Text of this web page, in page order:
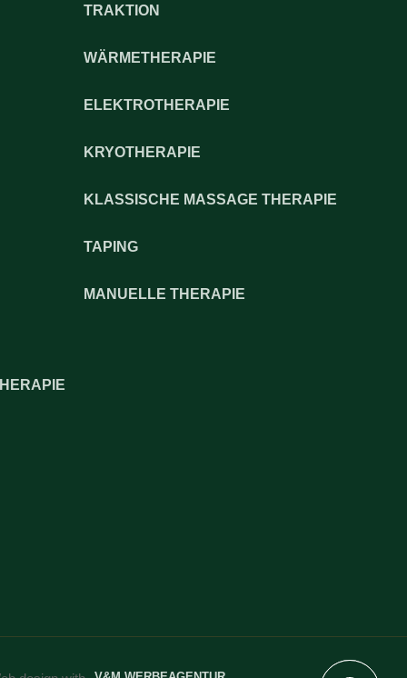
TRAKTION
WÄRMETHERAPIE
ELEKTROTHERAPIE
KRYOTHERAPIE
KLASSISCHE MASSAGE THERAPIE
TAPING
MANUELLE THERAPIE